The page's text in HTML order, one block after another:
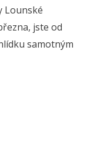
Lounské
jste od
samotným